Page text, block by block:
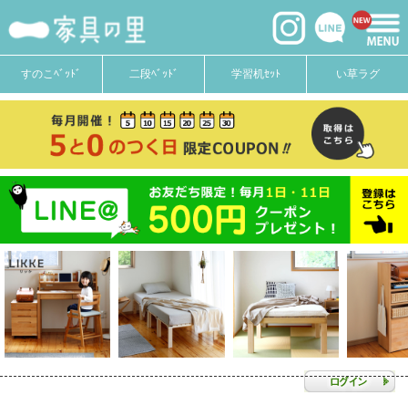
すのこﾍﾞｯﾄﾞ 二段ﾍﾞｯﾄﾞ 学習机ｾｯﾄ い草ラグ